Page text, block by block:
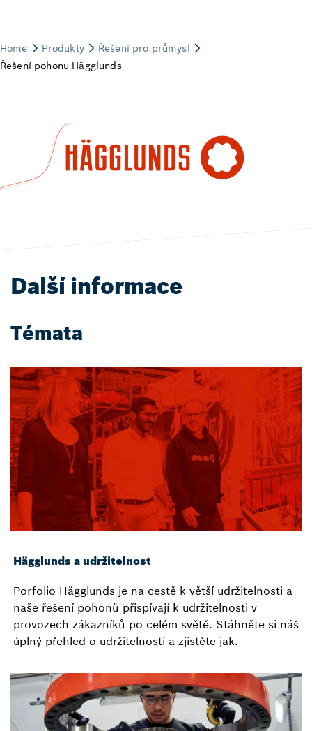
Další informace
Témata
Hägglunds a udržitelnost
Porfolio Hägglunds je na cestě k větší udržitelnosti a
naše řešení pohonů přispívají k udržitelnosti v
provozech zákazníků po celém světě. Stáhněte si náš
úplný přehled o udržitelnosti a zjistěte jak.